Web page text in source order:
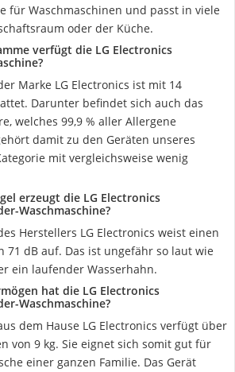
für Waschmaschinen und passt in viele
oder der Küche.
verfügt die LG Electronics
Marke LG Electronics ist mit 14
Darunter befindet sich auch das
welches 99,9 % aller Allergene
damit zu den Geräten unseres
mit vergleichsweise wenig
erzeugt die LG Electronics
Waschmaschine?
Herstellers LG Electronics weist einen
71 dB auf. Das ist ungefähr so laut wie
ein laufender Wasserhahn.
hat die LG Electronics
Waschmaschine?
dem Hause LG Electronics verfügt über
von 9 kg. Sie eignet sich somit gut für
einer ganzen Familie. Das Gerät